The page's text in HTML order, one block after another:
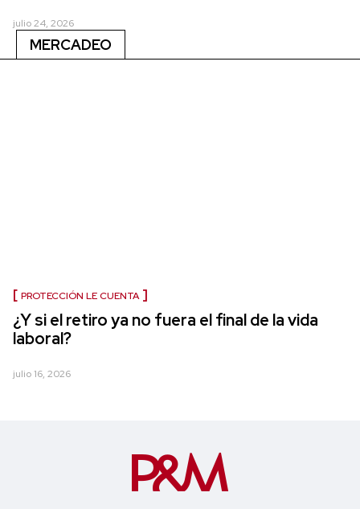
julio 24, 2026
MERCADEO
PROTECCIÓN LE CUENTA
¿Y si el retiro ya no fuera el final de la vida
laboral?
julio 16, 2026